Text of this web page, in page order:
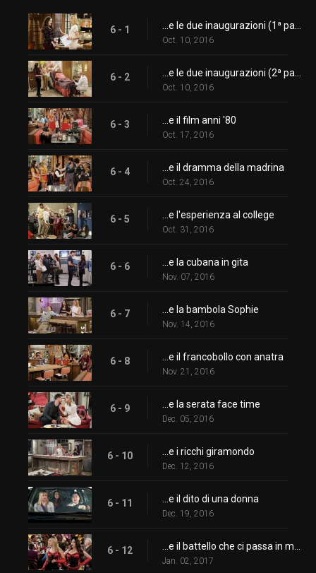
6 - 1
Oct. 10, 2016
6 - 2
Oct. 10, 2016
6 - 3 ...e il film anni '80
Oct. 17, 2016
6 - 4 ...e il dramma della madrina
Oct. 24, 2016
6 - 5 ...e l'esperienza al college
Oct. 31, 2016
6 - 6 ...e la cubana in gita
Nov. 07, 2016
6 - 7 ...e la bambola Sophie
Nov. 14, 2016
6 - 8 ...e il francobollo con anatra
Nov. 21, 2016
6 - 9 ...e la serata face time
Dec. 05, 2016
6 - 10 ...e i ricchi giramondo
Dec. 12, 2016
6 - 11 ...e il dito di una donna
Dec. 19, 2016
6 - 12
Jan. 02, 2017